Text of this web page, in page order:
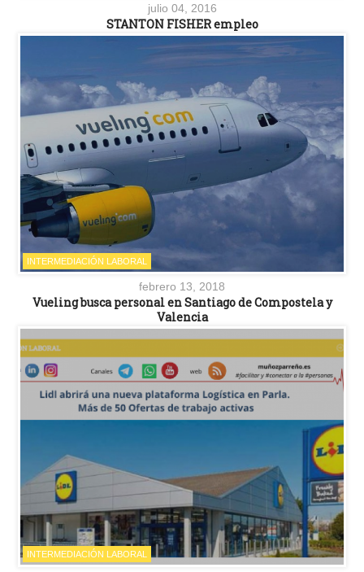
julio 04, 2016
STANTON FISHER empleo
INTERMEDIACIÓN LABORAL
febrero 13, 2018
Vueling busca personal en Santiago de Compostela y
Valencia
INTERMEDIACIÓN LABORAL